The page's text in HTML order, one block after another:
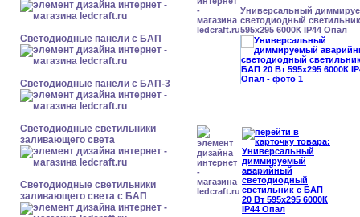
Cветодиодные панели с БАП
Cветодиодные панели с БАП-3
Светодиодные светильники
заливающего света
Светодиодные светильники
заливающего света с БАП
Универсальный
светодиодный
595x295 6000К IP44 Опал